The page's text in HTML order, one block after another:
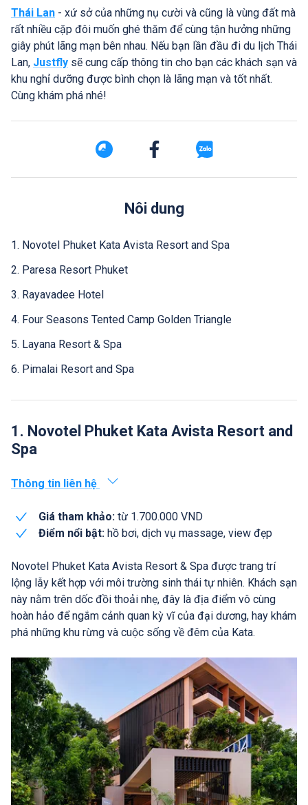
Thái Lan - xứ sở của những nụ cười và cũng là vùng đất mà
rất nhiều cặp đôi muốn ghé thăm để cùng tận hưởng những
giây phút lãng mạn bên nhau. Nếu bạn lần đầu đi du lịch Thái
Lan, Justfly sẽ cung cấp thông tin cho bạn các khách sạn và
khu nghỉ dưỡng được bình chọn là lãng mạn và tốt nhất.
Cùng khám phá nhé!
Nôi dung
1. Novotel Phuket Kata Avista Resort and Spa
2. Paresa Resort Phuket
3. Rayavadee Hotel
4. Four Seasons Tented Camp Golden Triangle
5. Layana Resort & Spa
6. Pimalai Resort and Spa
1. Novotel Phuket Kata Avista Resort and
Spa
Thông tin liên hệ
Giá tham khảo: từ 1.700.000 VND
Điểm nổi bật: hồ bơi, dịch vụ massage, view đẹp
Novotel Phuket Kata Avista Resort & Spa được trang trí
lộng lẫy kết hợp với môi trường sinh thái tự nhiên. Khách sạn
này nằm trên dốc đồi thoải nhẹ, đây là địa điểm vô cùng
hoàn hảo để ngắm cảnh quan kỳ vĩ của đại dương, hay khám
phá những khu rừng và cuộc sống về đêm của Kata.